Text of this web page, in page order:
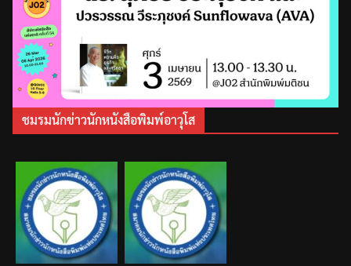
ชมรมนักข่าวนักหนังสือพิมพ์อาวุโส